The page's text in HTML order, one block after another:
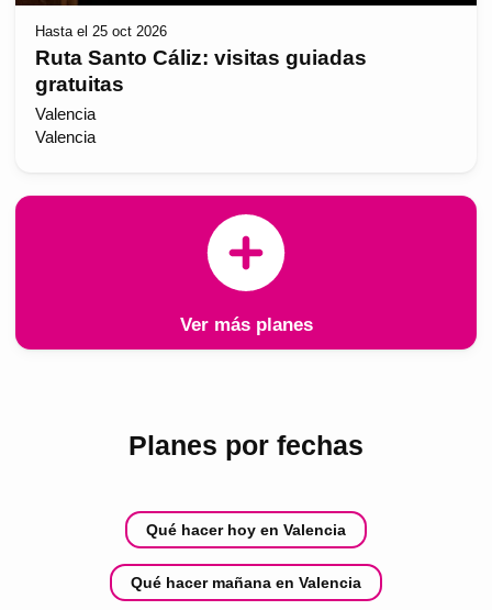
Hasta el 25 oct 2026
Ruta Santo Cáliz: visitas guiadas
gratuitas
Valencia
Valencia
Ver más planes
Planes por fechas
Qué hacer hoy en Valencia
Qué hacer mañana en Valencia